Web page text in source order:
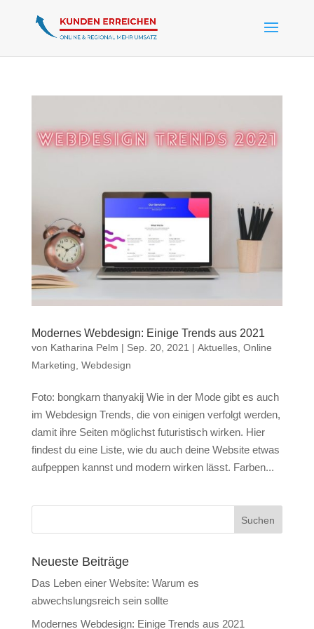
Modernes Webdesign: Einige Trends aus 2021
von Katharina Pelm | Sep. 20, 2021 | Aktuelles, Online
Marketing, Webdesign
Foto: bongkarn thanyakij Wie in der Mode gibt es auch
im Webdesign Trends, die von einigen verfolgt werden,
damit ihre Seiten möglichst futuristisch wirken. Hier
findest du eine Liste, wie du auch deine Website etwas
aufpeppen kannst und modern wirken lässt. Farben...
Neueste Beiträge
Das Leben einer Website: Warum es
abwechslungsreich sein sollte
Modernes Webdesign: Einige Trends aus 2021